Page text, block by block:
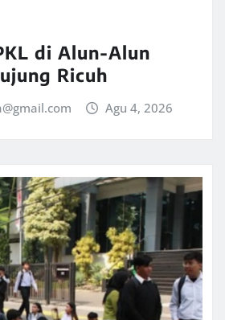
di Alun-Alun
Ricuh
Agu 4, 2026